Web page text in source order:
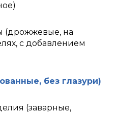
(дрожжевые, на
с добавлением
без глазури)
(заварные,